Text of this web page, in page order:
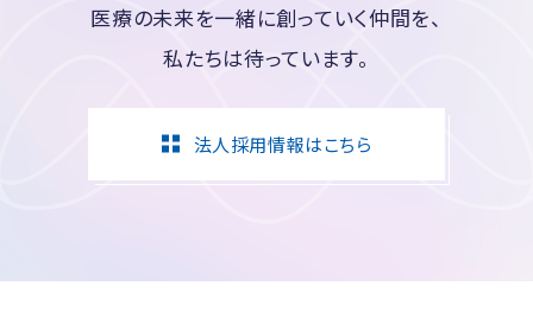
医療の未来を一緒に創っていく仲間を、
私たちは待っています。
法人採用情報はこちら